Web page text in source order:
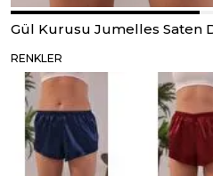
Gül Kurusu Jumelles Saten
RENKLER